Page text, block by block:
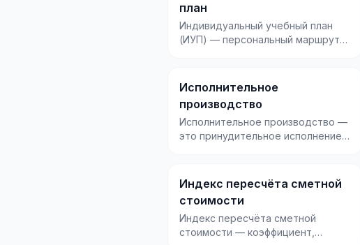
план
Индивидуальный учебный план
(ИУП) — персональный маршрут
Исполнительное
производство
Исполнительное производство —
это принудительное исполнение
Индекс пересчёта сметной
стоимости
Индекс пересчёта сметной
стоимости — коэффициент,